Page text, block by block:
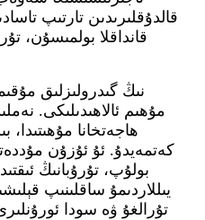
قالدۇقلىرىدىن تارتىپ
قانداقلا بولمىسۇن،
مۇھىم ئالاھىدىلىكى.
ھاجەتخانا مۇھىتىدا،
كەتمەيدۇ. ئۇ ئۇزۇن
بولۇپ، تۇرۇبانىڭ
يىللاردىمۇ ساقلىنىپ
تۇرالغۇ ۋە سودا